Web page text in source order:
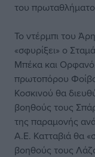
του
Το ντέρμπι του
«σφυρίξει» ο
Μπέκα και
πρωτοπόρου
Κοσκινού θα
βοηθούς τους
της παραμονής
Α.Ε. Κατταβιά θα
βοηθούς τους